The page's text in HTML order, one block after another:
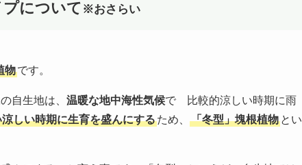
について ※おさらい
物です。
自生地は、 温暖な地中海性気候で 比較的涼しい時期に雨
しい時期に生育を盛んにするため、 「冬型」塊根植物 とい